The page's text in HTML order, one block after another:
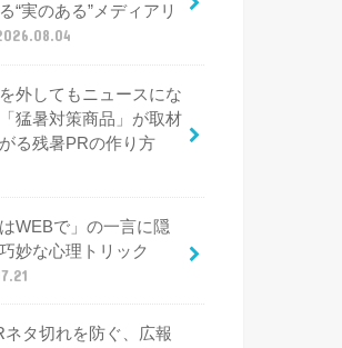
“実のある”メディアリ
外してもニュースにな
猛暑対策商品」が取材
る残暑PRの作り方
はWEBで」の一言に隠
妙な心理トリック
ネタ切れを防ぐ、広報